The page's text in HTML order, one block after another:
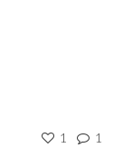
1 1